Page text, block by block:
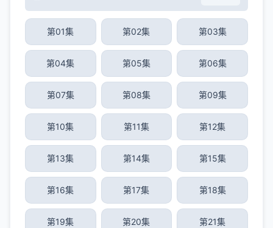
第01集 第02集 第03集
第04集 第05集 第06集
第07集 第08集 第09集
第10集 第11集 第12集
第13集 第14集 第15集
第16集 第17集 第18集
第19集 第20集 第21集